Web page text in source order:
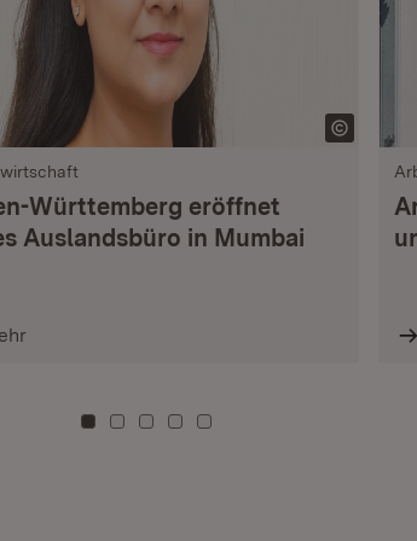
Württemberg eröffnet
Auslandsbüro in Mumbai
Zu Kachel: 0
Zu Kachel: 3
Zu Kachel: 6
Zu Kachel: 9
Zu Kachel: 12